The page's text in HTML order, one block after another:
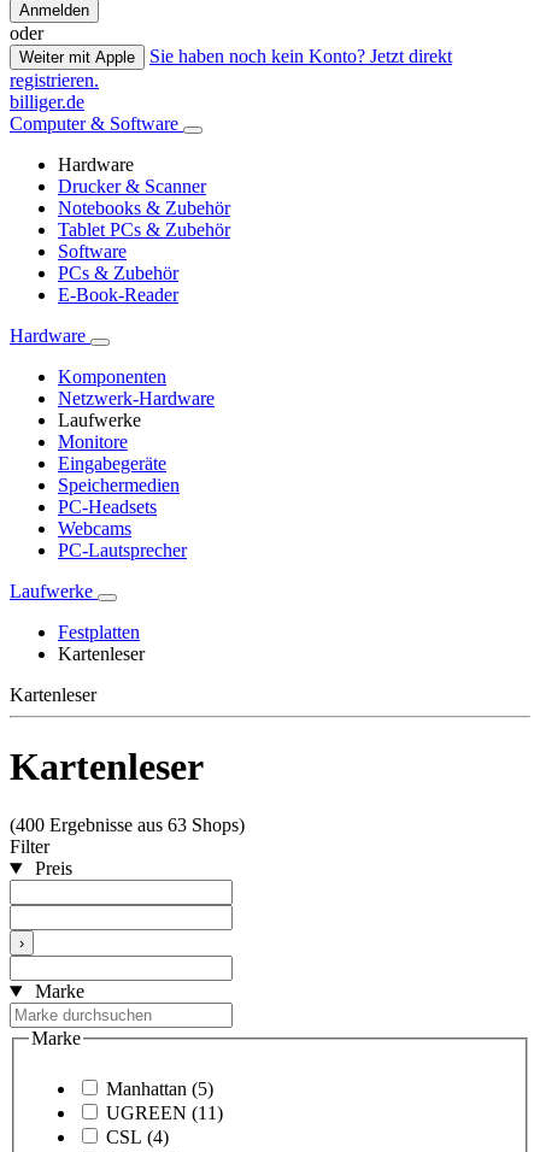
Anmelden
oder
Weiter mit Apple
Sie haben noch kein Konto? Jetzt direkt
registrieren.
billiger.de
Computer & Software
Hardware
Drucker & Scanner
Notebooks & Zubehör
Tablet PCs & Zubehör
Software
PCs & Zubehör
E-Book-Reader
Hardware
Komponenten
Netzwerk-Hardware
Laufwerke
Monitore
Eingabegeräte
Speichermedien
PC-Headsets
Webcams
PC-Lautsprecher
Laufwerke
Festplatten
Kartenleser
Kartenleser
Kartenleser
(400 Ergebnisse aus 63 Shops)
Filter
Preis
›
Marke
Marke
Manhattan (5)
UGREEN (11)
CSL (4)